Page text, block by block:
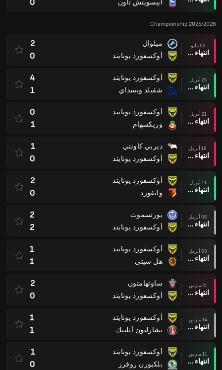
ايبسويتش تاون
0
Championship 2025/2026
02 مايو
انتهاء وقت المباراة
ميلوال
أوكسفورد يونايتد
2
0
25 أبريل
انتهاء وقت المباراة
أوكسفورد يونايتد
شفيلد ونسداي
4
1
21 أبريل
انتهاء وقت المباراة
أوكسفورد يونايتد
وريكسهام
0
1
18 أبريل
انتهاء وقت المباراة
ديربي كاونتي
أوكسفورد يونايتد
1
0
11 أبريل
انتهاء وقت المباراة
أوكسفورد يونايتد
واتفورد
2
0
06 أبريل
انتهاء وقت المباراة
بورتسموث
أوكسفورد يونايتد
2
2
03 أبريل
انتهاء وقت المباراة
أوكسفورد يونايتد
هل سيتي
1
1
21 مارس
انتهاء وقت المباراة
ساوثهامتون
أوكسفورد يونايتد
2
0
14 مارس
انتهاء وقت المباراة
أوكسفورد يونايتد
تشارلتون أثلتيك
1
1
11 مارس
انتهاء وقت المباراة
أوكسفورد يونايتد
بلكبورن روفرز
1
0